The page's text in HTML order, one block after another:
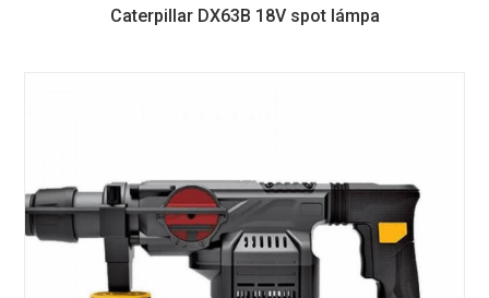
Caterpillar DX63B 18V spot lámpa